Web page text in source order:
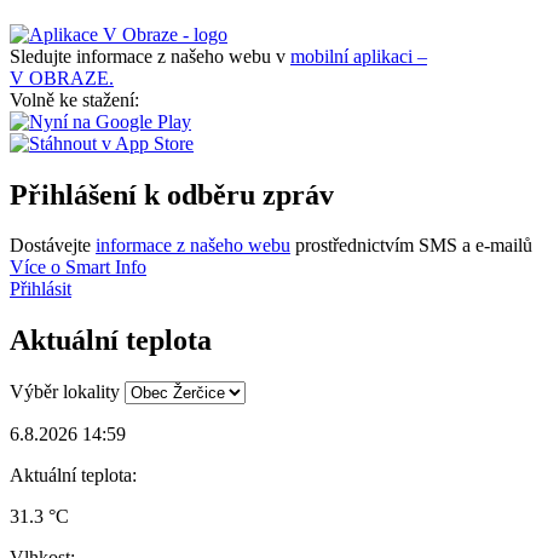
Sledujte informace z našeho webu v mobilní aplikaci –
V OBRAZE.
Volně ke stažení:
Přihlášení k odběru zpráv
Dostávejte informace z našeho webu prostřednictvím SMS a e-mailů
Více o Smart Info
Přihlásit
Aktuální teplota
Výběr lokality
6.8.2026 14:59
Aktuální teplota:
31.3 °C